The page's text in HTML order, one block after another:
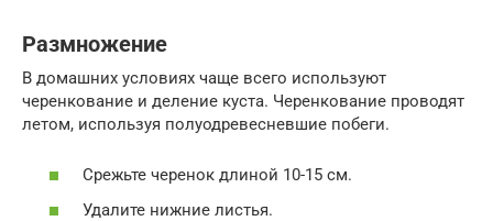
Размножение
В домашних условиях чаще всего используют
черенкование и деление куста. Черенкование проводят
летом, используя полуодревесневшие побеги.
Срежьте черенок длиной 10-15 см.
Удалите нижние листья.